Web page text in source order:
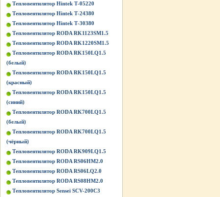
Тепловентилятор Hintek Т-05220
Тепловентилятор Hintek Т-24380
Тепловентилятор Hintek Т-30380
Тепловентилятор RODA RK1123SM1.5
Тепловентилятор RODA RK1220SM1.5
Тепловентилятор RODA RK150LQ1.5
(белый)
Тепловентилятор RODA RK150LQ1.5
(красный)
Тепловентилятор RODA RK150LQ1.5
(синий)
Тепловентилятор RODA RK700LQ1.5
(белый)
Тепловентилятор RODA RK700LQ1.5
(чёрный)
Тепловентилятор RODA RK909LQ1.5
Тепловентилятор RODA RS06HM2.0
Тепловентилятор RODA RS06LQ2.0
Тепловентилятор RODA RS08HM2.0
Тепловентилятор Sensei SCV-200C3